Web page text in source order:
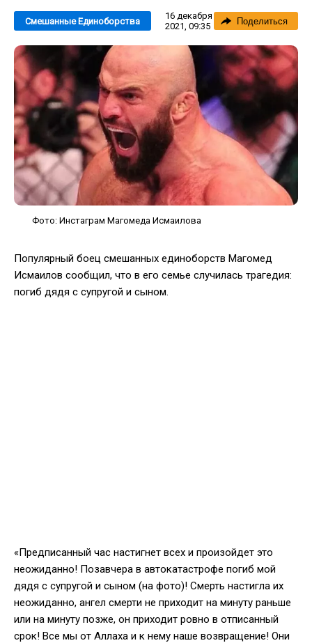
Смешанные Единоборства
16 декабря
2021, 09:35
Поделиться
Фото: Инстаграм Магомеда Исмаилова
Популярный боец смешанных единоборств Магомед
Исмаилов сообщил, что в его семье случилась трагедия:
погиб дядя с супругой и сыном.
«Предписанный час настигнет всех и произойдет это
неожиданно! Позавчера в автокатастрофе погиб мой
дядя с супругой и сыном (на фото)! Смерть настигла их
неожиданно, ангел смерти не приходит на минуту раньше
или на минуту позже, он приходит ровно в отписанный
срок! Все мы от Аллаха и к нему наше возвращение! Они